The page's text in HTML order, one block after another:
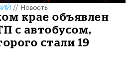
//Новость
крае объявлен
с автобусом,
стали 19